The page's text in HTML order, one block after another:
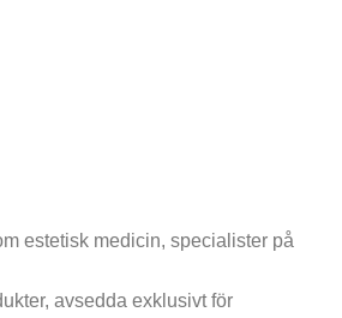
estetisk medicin, specialister på
avsedda exklusivt för